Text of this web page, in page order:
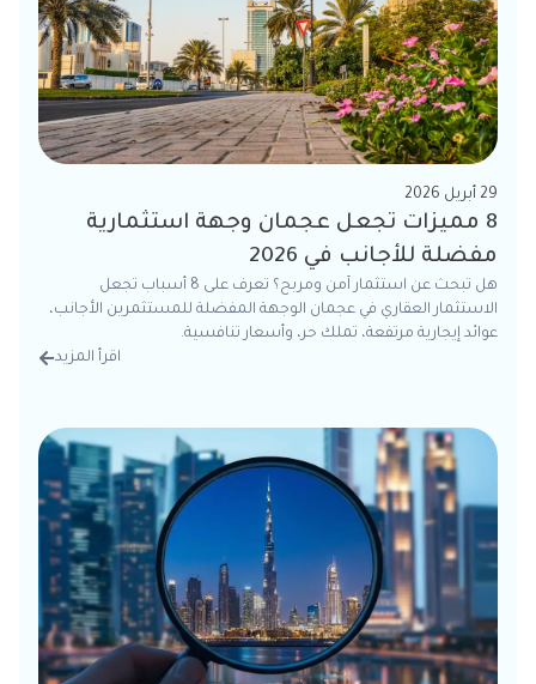
29 أبريل 2026
8 مميزات تجعل عجمان وجهة استثمارية
مفضلة للأجانب في 2026
هل تبحث عن استثمار آمن ومربح؟ تعرف على 8 أسباب تجعل
الاستثمار العقاري في عجمان الوجهة المفضلة للمستثمرين الأجانب،
عوائد إيجارية مرتفعة، تملك حر، وأسعار تنافسية.
اقرأ المزيد